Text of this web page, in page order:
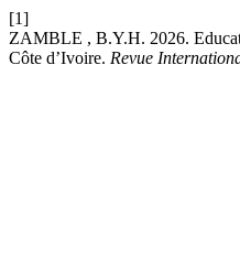
[1]
ZAMBLE , B.Y.H. 2026.
Côte d’Ivoire. Revue